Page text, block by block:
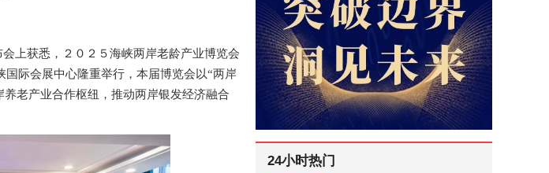
会 上获悉，
２０２５海峡两岸老龄产业博览会
国际会展中心隆重举行，本届博览会以“两岸
老产业合作枢纽，推动两岸银发经济融合
24小时热门